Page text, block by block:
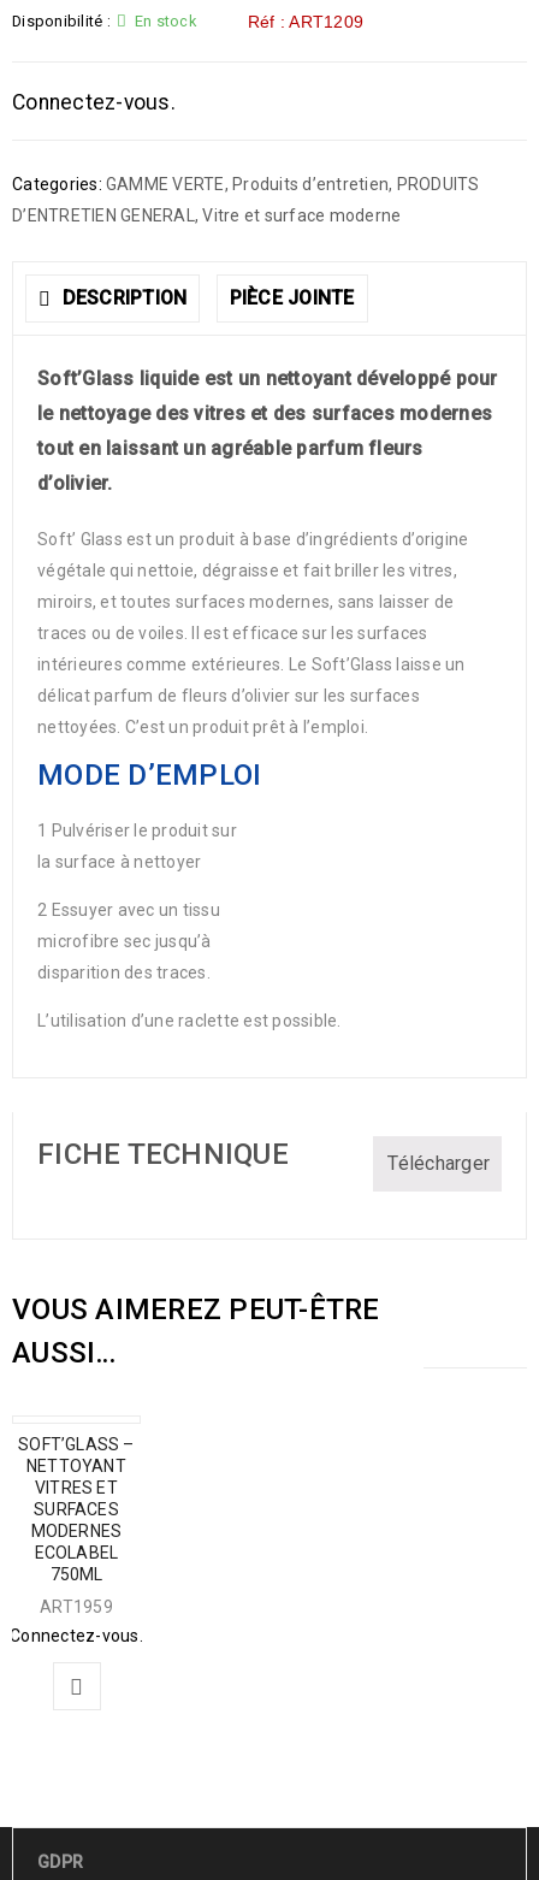
Disponibilité : En stock Réf : ART1209
Connectez-vous.
Categories: GAMME VERTE, Produits d’entretien, PRODUITS
D’ENTRETIEN GENERAL ,Vitre et surface moderne
DESCRIPTION PIÈCE JOINTE
Soft’Glass liquide est un nettoyant développé pour
le nettoyage des vitres et des surfaces modernes
tout en laissant un agréable parfum fleurs
d’olivier.
Soft’ Glass est un produit à base d’ingrédients d’origine
végétale qui nettoie, dégraisse et fait briller les vitres,
miroirs, et toutes surfaces modernes, sans laisser de
traces ou de voiles. Il est efficace sur les surfaces
intérieures comme extérieures. Le Soft’Glass laisse un
délicat parfum de fleurs d’olivier sur les surfaces
nettoyées. C’est un produit prêt à l’emploi.
MODE D’EMPLOI
1 Pulvériser le produit sur
la surface à nettoyer
2 Essuyer avec un tissu
microfibre sec jusqu’à
disparition des traces.
L’utilisation d’une raclette est possible.
FICHE TECHNIQUE Télécharger
VOUS AIMEREZ PEUT-ÊTRE
AUSSI…
SOFT’GLASS –
NETTOYANT
VITRES ET
SURFACES
MODERNES
ECOLABEL
750ML
ART1959
Connectez-vous.
GDPR